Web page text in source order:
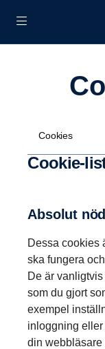
Cookies
Cookie-
Absolut
Dessa cookies
ska fungera
De är
som du gjort
exempel
inloggning
din webbläsare